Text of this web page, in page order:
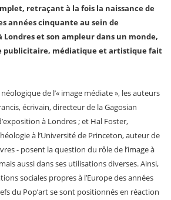
retraçant à la fois la naissance de
années cinquante au sein de
Londres et son ampleur dans un monde,
publicitaire, médiatique et artistique fait
de l’« image médiate », les auteurs
écrivain, directeur de la Gagosian
à Londres ; et Hal Foster,
à l’Université de Princeton, auteur de
- posent la question du rôle de l’image à
aussi dans ses utilisations diverses. Ainsi,
sociales propres à l’Europe des années
du Pop’art se sont positionnés en réaction